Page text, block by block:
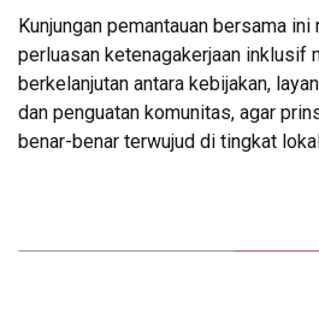
Kunjungan pemantauan bersama
perluasan ketenagakerjaan inklusif
berkelanjutan antara kebijakan,
dan penguatan komunitas, agar
benar-benar terwujud di tingkat